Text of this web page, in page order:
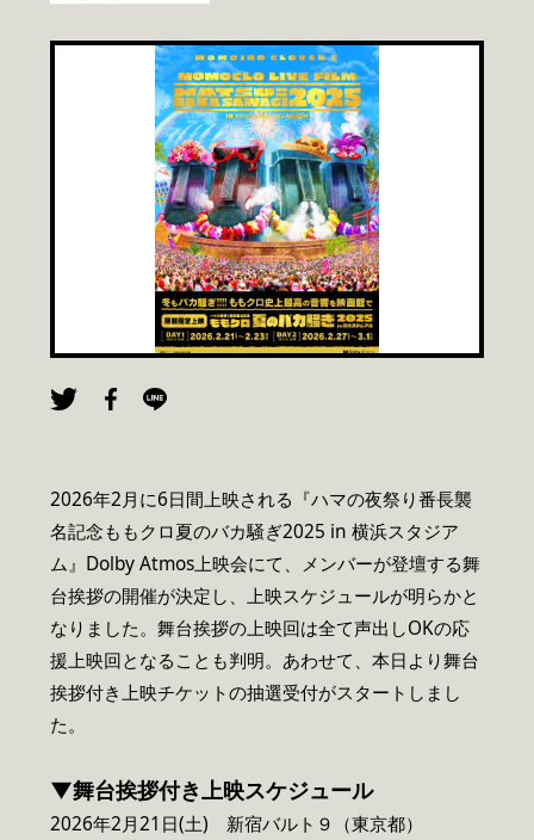
2026年2月に6日間上映される『ハマの夜祭り番長襲
名記念ももクロ夏のバカ騒ぎ2025 in 横浜スタジア
ム』Dolby Atmos上映会にて、メンバーが登壇する舞
台挨拶の開催が決定し、上映スケジュールが明らかと
なりました。舞台挨拶の上映回は全て声出しOKの応
援上映回となることも判明。あわせて、本日より舞台
挨拶付き上映チケットの抽選受付がスタートしまし
た。
▼舞台挨拶付き上映スケジュール
2026年2月21日(土) 新宿バルト９（東京都）